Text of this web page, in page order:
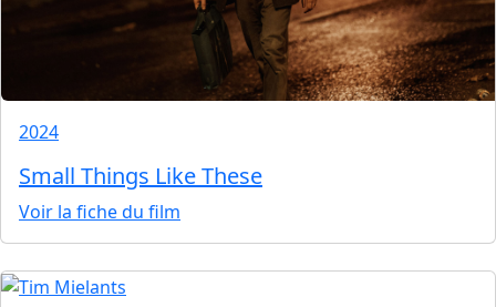
2024
Small Things Like These
Voir la fiche du film